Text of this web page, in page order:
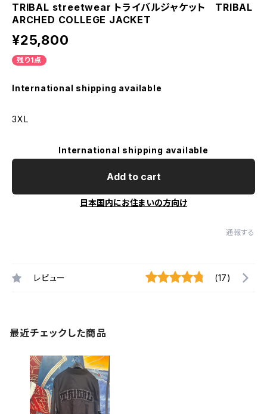
TRIBAL streetwear トライバルジャケット TRIBAL
ARCHED COLLEGE JACKET
¥25,800
残り1点
International shipping available
3XL
International shipping available
Add to cart
日本国内にお住まいの方向け
通報する
レビュー (17)
最近チェックした商品